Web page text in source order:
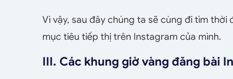
Vì vậy, sau đây chúng ta sẽ cùng đi tìm
mục tiêu tiếp thị trên Instagram của mình.
III. Các khung giờ vàng đăng bài